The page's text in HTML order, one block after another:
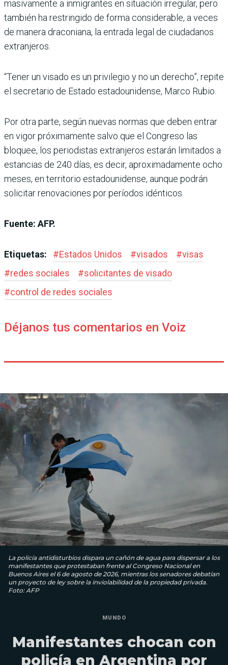
masivamente a inmigrantes en situación irregular, pero
también ha restringido de forma considerable, a veces
de manera draconiana, la entrada legal de ciudadanos
extranjeros.
“Tener un visado es un privilegio y no un derecho”, repite
el secretario de Estado estadounidense, Marco Rubio.
Por otra parte, según nuevas normas que deben entrar
en vigor próximamente salvo que el Congreso las
bloquee, los periodistas extranjeros estarán limitados a
estancias de 240 días, es decir, aproximadamente ocho
meses, en territorio estadounidense, aunque podrán
solicitar renovaciones por períodos idénticos.
Fuente: AFP.
Etiquetas: #Estados Unidos #visados #visas
#redes sociales #solicitantes de visado
#control de redes sociales
Déjanos tus comentarios en Voiz
La policía antidisturbios dispara un cañón de agua para dispersar a los
manifestantes que protestaban frente al Congreso Nacional en
Buenos Aires el 6 de agosto de 2026, mientras los senadores debatían
un proyecto de ley sobre la inviolabilidad de la propiedad privada.
Foto: AFP
MUNDO
Manifestantes chocan con
policía en Argentina por